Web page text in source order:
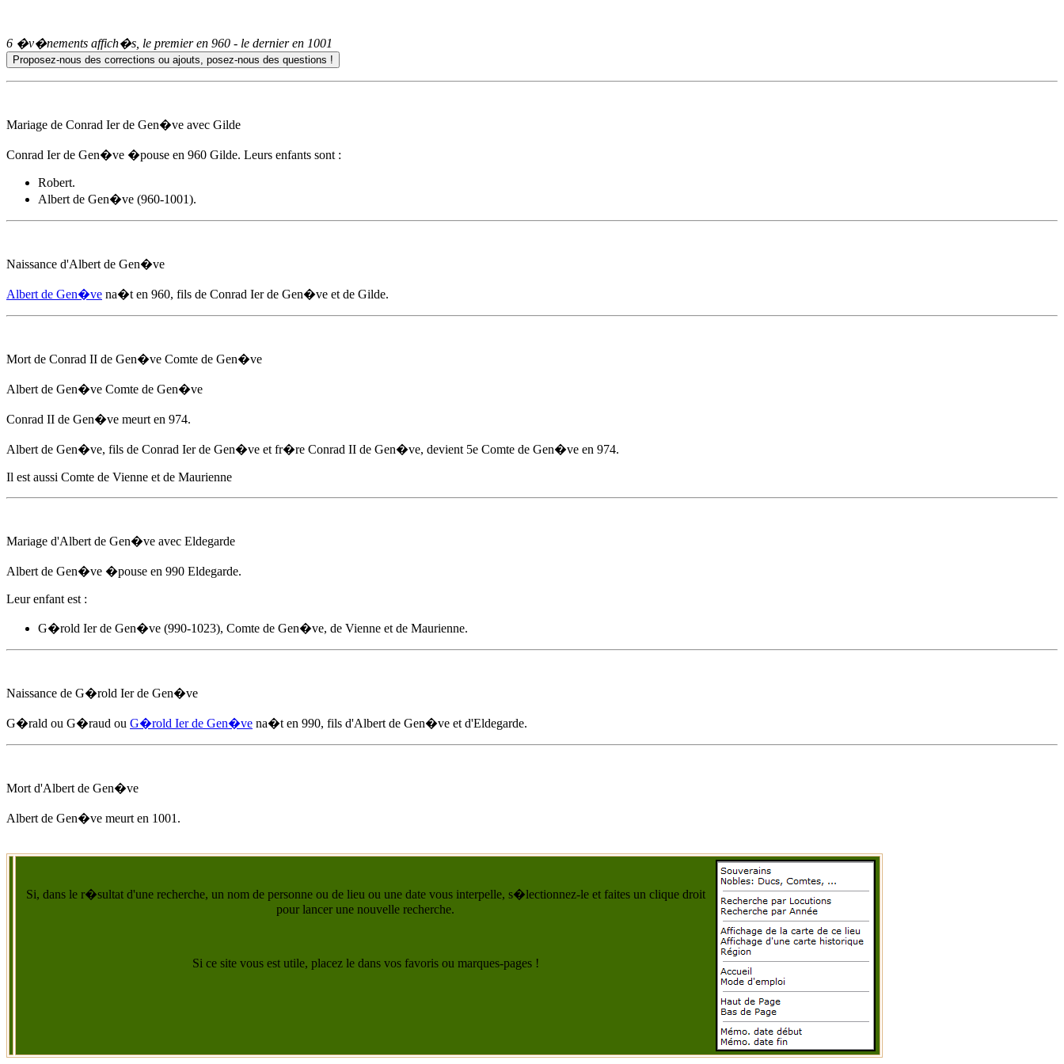
6 �v�nements affich�s, le premier en 960 - le dernier en 1001
Mariage de Conrad Ier de Gen�ve avec Gilde
Conrad Ier de Gen�ve �pouse en 960 Gilde. Leurs enfants sont :
Robert.
Albert de Gen�ve (960-1001).
Naissance d'Albert de Gen�ve
Albert de Gen�ve na�t en 960, fils de Conrad Ier de Gen�ve et de Gilde.
Mort de Conrad II de Gen�ve Comte de Gen�ve
Albert de Gen�ve Comte de Gen�ve
Conrad II de Gen�ve meurt en 974.
Albert de Gen�ve, fils de Conrad Ier de Gen�ve et fr�re Conrad II de Gen�ve, devient 5e Comte de Gen�ve en 974.
Il est aussi Comte de Vienne et de Maurienne
Mariage d'Albert de Gen�ve avec Eldegarde
Albert de Gen�ve �pouse en 990 Eldegarde.
Leur enfant est :
G�rold Ier de Gen�ve (990-1023), Comte de Gen�ve, de Vienne et de Maurienne.
Naissance de G�rold Ier de Gen�ve
G�rald ou G�raud ou G�rold Ier de Gen�ve na�t en 990, fils d'Albert de Gen�ve et d'Eldegarde.
Mort d'Albert de Gen�ve
Albert de Gen�ve meurt en 1001 .
Si, dans le r�sultat d'une recherche, un nom de personne ou de lieu ou une date vous interpelle, s�lectionnez-le et faites un clique droit
pour lancer une nouvelle recherche.
Si ce site vous est utile, placez le dans vos favoris ou marques-pages !